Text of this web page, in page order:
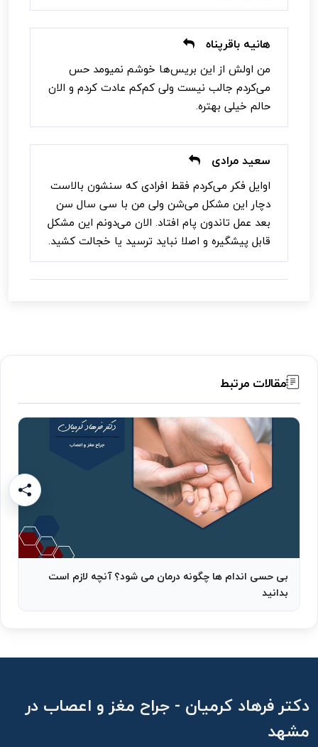
هانیه باقرپناه
من اولش از این بریس‌ها خوشم نمیومد حس
می‌کردم جالب نیست ولی کم‌کم عادت کردم و الان
حالم خیلی بهتره.
سعید مرادی
اوایل فکر می‌کردم فقط افرادی که سنشون بالاست
دچار این مشکل می‌شن ولی من با سی سال سن
بعد عمل تاندون پام افتاد. الان می‌دونم این مشکل
قابل پیشگیره و اصلا نباید ترسید یا خجالت کشید.
مقالات مرتبط
بی حسی اندام ها چگونه درمان می شود؟ آنچه لازم است
بدانید
دکتر فرهاد کرمیان - جراح مغز و اعصاب در
مشهد